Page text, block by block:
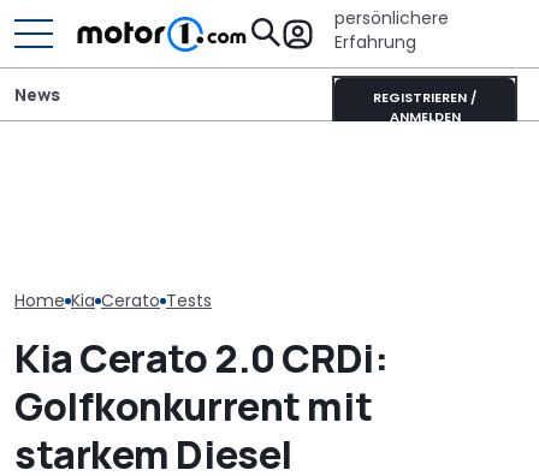
persönlichere
Erfahrung
REGISTRIEREN /
ANMELDEN
News
Home Kia Cerato Tests
Kia Cerato 2.0 CRDi:
Golfkonkurrent mit
starkem Diesel